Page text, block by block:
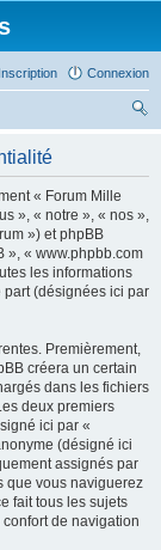
Connexion
Inscription
er
« Forum Mille
», « notre », « nos »,
») et phpBB
», « www.phpbb.com
les informations
part (désignées ici par
Premièrement,
créera un certain
dans les fichiers
deux premiers
ici par «
(désigné ici
assignés par
que vous naviguerez
fait tous les sujets
de navigation